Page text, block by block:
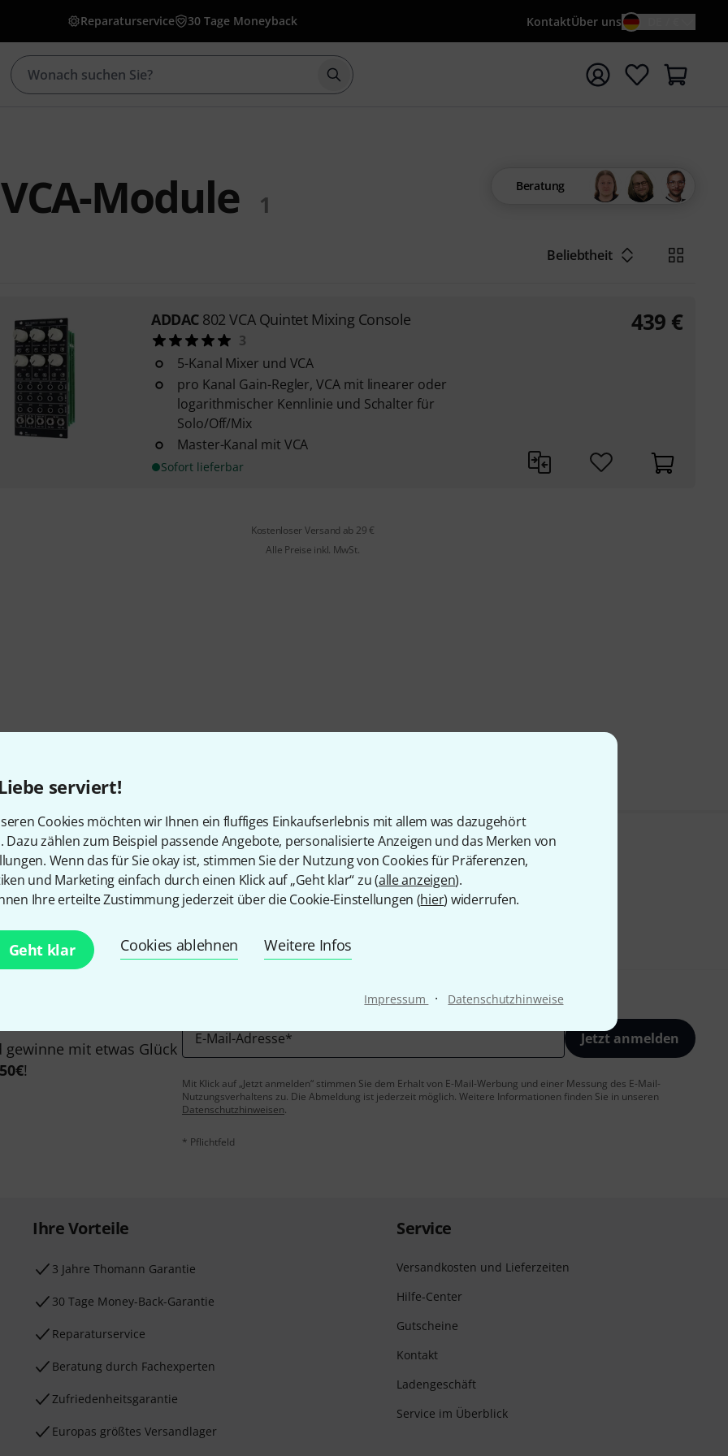
serviert!
Cookies möchten wir Ihnen ein fluffiges Einkaufserlebnis mit allem was dazugehört
Dazu zählen zum Beispiel passende Angebote, personalisierte Anzeigen und das Merken von
Wenn das für Sie okay ist, stimmen Sie der Nutzung von Cookies für Präferenzen,
und Marketing einfach durch einen Klick auf „Geht klar“ zu (alle anzeigen).
Ihre erteilte Zustimmung jederzeit über die Cookie-Einstellungen (hier) widerrufen.
Geht klar Cookies ablehnen Weitere Infos
Impressum · Datenschutzhinweise
Reparaturservice 30 Tage Moneyback KontaktÜber uns
Suche mit Suchwort {searchTerm} starten
Module 1
Beratung
Beliebtheit
ADDAC 802 VCA Quintet Mixing Console
3
5-Kanal Mixer und VCA
pro Kanal Gain-Regler, VCA mit linearer oder
logarithmischer Kennlinie und Schalter für
Solo/Off/Mix
Master-Kanal mit VCA
Sofort lieferbar
439 €
Kostenloser Versand ab 29 €
Alle Preise inkl. MwSt.
Gefällt Ihnen, was Sie sehen?
Teilen Hilfe & Feedback
mit etwas Glück
50€!
E-Mail-Adresse* Jetzt anmelden
Mit Klick auf „Jetzt anmelden“ stimmen Sie dem Erhalt von E-Mail-Werbung und einer Messung des E-Mail-
Nutzungsverhaltens zu. Die Abmeldung ist jederzeit möglich. Weitere Informationen finden Sie in unseren
Datenschutzhinweisen.
* Pflichtfeld
Ihre Vorteile
3 Jahre Thomann Garantie
30 Tage Money-Back-Garantie
Reparaturservice
Beratung durch Fachexperten
Zufriedenheitsgarantie
Europas größtes Versandlager
Service
Versandkosten und Lieferzeiten
Hilfe-Center
Gutscheine
Kontakt
Ladengeschäft
Service im Überblick